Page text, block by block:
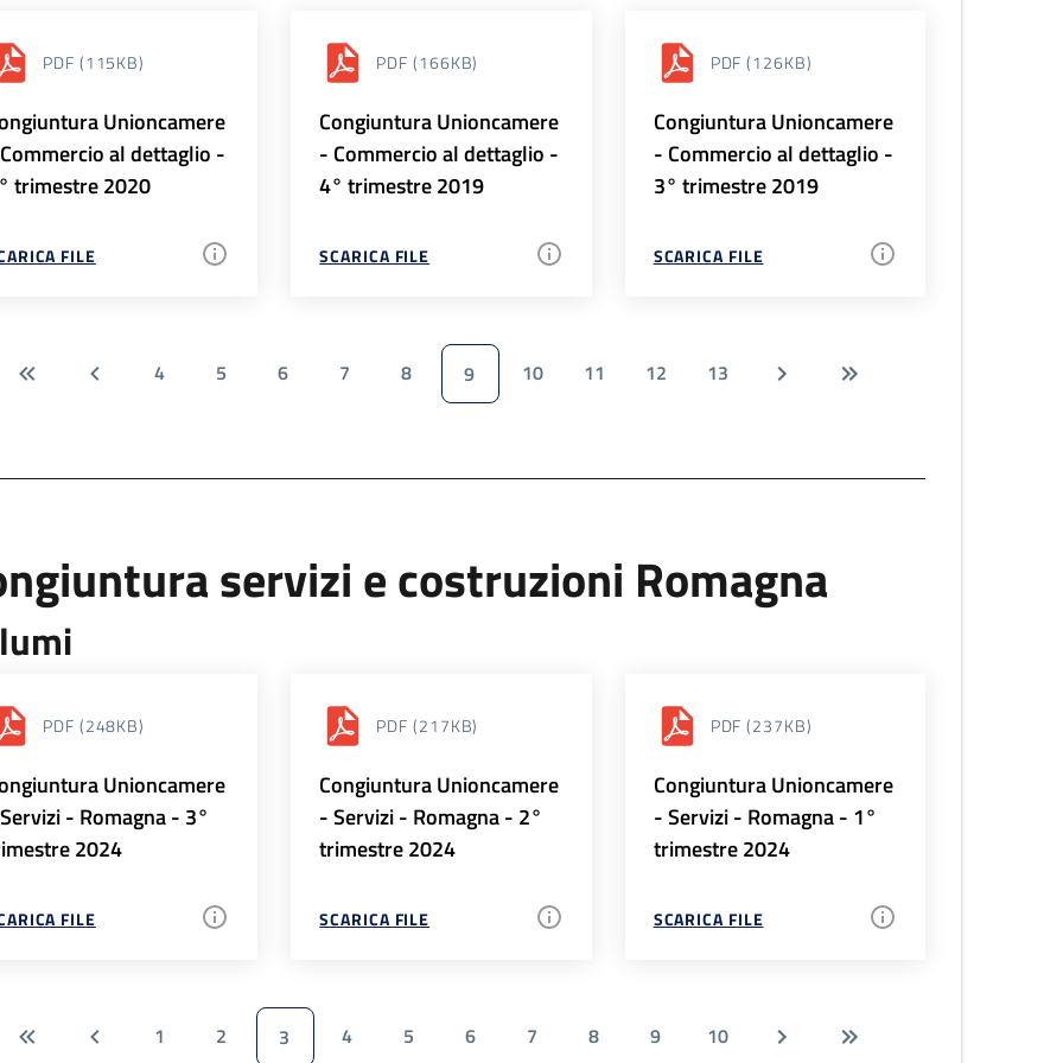
PDF (115KB)
Unioncamere
al dettaglio -
trimestre 2020
FILE
PDF (166KB)
Congiuntura Unioncamere
- Commercio al dettaglio -
4° trimestre 2019
SCARICA FILE
PDF (126KB)
Congiuntura Unioncamere
- Commercio al dettaglio -
3° trimestre 2019
SCARICA FILE
4 5 6 7 8 9 10 11 12 13
servizi e costruzioni Romagna
PDF (248KB)
Unioncamere
- Romagna - 3°
2024
FILE
PDF (217KB)
Congiuntura Unioncamere
- Servizi - Romagna - 2°
trimestre 2024
SCARICA FILE
PDF (237KB)
Congiuntura Unioncamere
- Servizi - Romagna - 1°
trimestre 2024
SCARICA FILE
1 2 3 4 5 6 7 8 9 10